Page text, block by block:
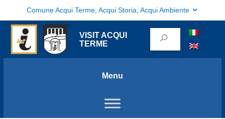
Comune Acqui Terme, Acqui Storia, Acqui Ambiente
VISIT ACQUI
TERME
Menu